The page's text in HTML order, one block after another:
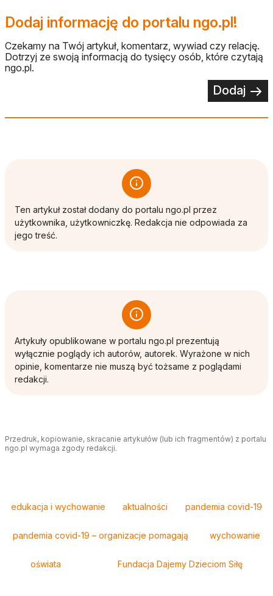
Dodaj informację do portalu ngo.pl!
Czekamy na Twój artykuł, komentarz, wywiad czy relację.
Dotrzyj ze swoją informacją do tysięcy osób, które czytają
ngo.pl.
Dodaj
Ten artykuł został dodany do portalu ngo.pl przez
użytkownika, użytkowniczkę. Redakcja nie odpowiada za
jego treść.
Artykuły opublikowane w portalu ngo.pl prezentują
wyłącznie poglądy ich autorów, autorek. Wyrażone w nich
opinie, komentarze nie muszą być tożsame z poglądami
redakcji.
Przedruk, kopiowanie, skracanie artykułów (lub ich fragmentów) z portalu
ngo.pl wymaga zgody redakcji.
edukacja i wychowanie aktualności pandemia covid-19
pandemia covid-19 – organizacje pomagają wychowanie
oświata Fundacja Dajemy Dzieciom Siłę